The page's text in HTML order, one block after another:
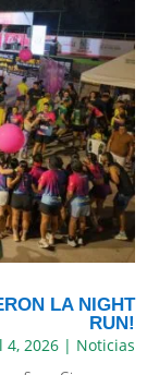
LA NIGHT
RUN!
4, 2026| Noticias